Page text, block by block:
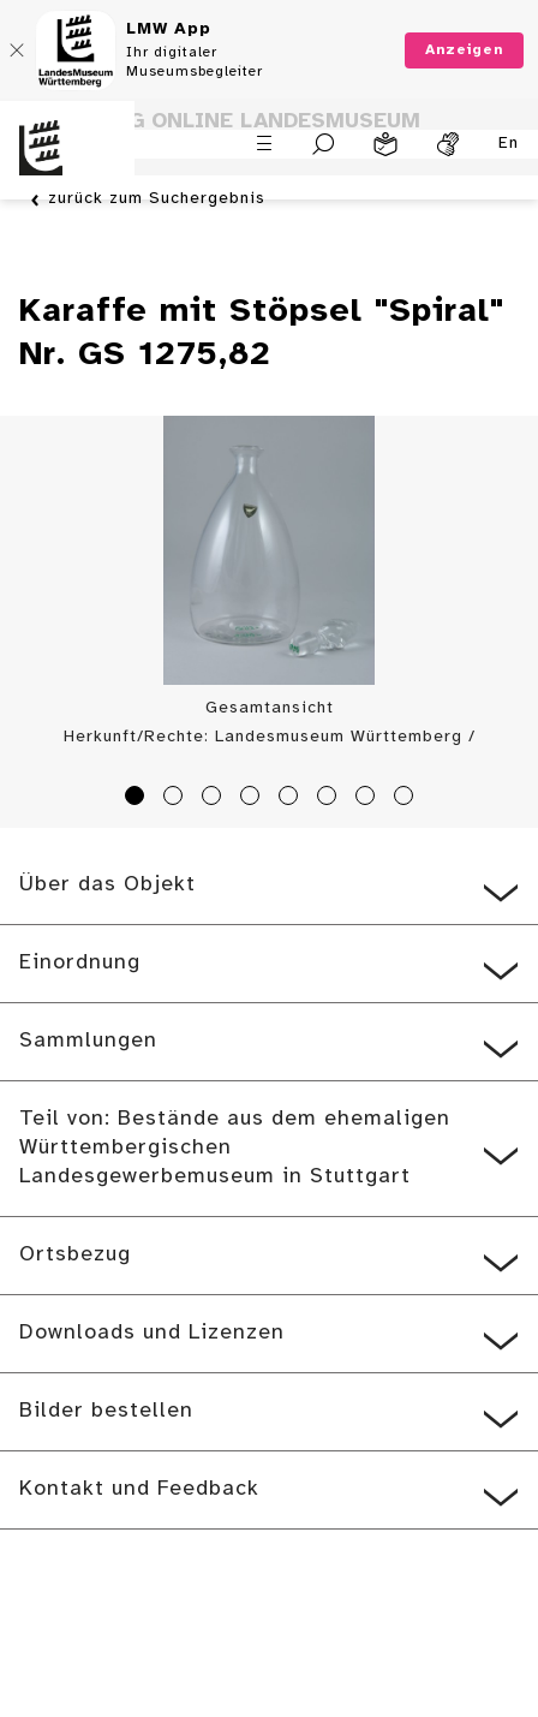
LMW App
Ihr digitaler
Museumsbegleiter
Anzeigen
En
SAMMLUNG ONLINE LANDESMUSEUM
WÜRTTEMBERG
zurück zum Suchergebnis
Karaffe mit Stöpsel "Spiral"
Nr. GS 1275,82
Gesamtansicht
Herkunft/Rechte: Landesmuseum Württemberg /
Über das Objekt
Einordnung
Sammlungen
Teil von: Bestände aus dem ehemaligen
Württembergischen
Landesgewerbemuseum in Stuttgart
Ortsbezug
Downloads und Lizenzen
Bilder bestellen
Kontakt und Feedback